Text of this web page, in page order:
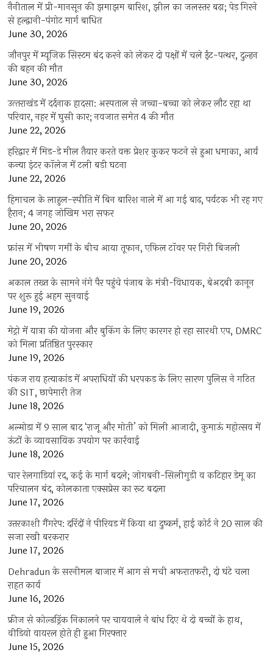
नैनीताल में प्री-मानसून की झमाझम बारिश, झील का जलस्तर बढ़ा; पेड़ गिरने
से हल्द्वानी-पंगोट मार्ग बाधित
June 30, 2026
जौनपुर में म्यूजिक सिस्टम बंद करने को लेकर दो पक्षों में चले ईंट-पत्थर, दुल्हन
की बहन की मौत
June 30, 2026
उत्‍तराखंड में दर्दनाक हादसा: अस्पताल से जच्चा-बच्चा को लेकर लौट रहा था
परिवार, नहर में घुसी कार; नवजात समेत 4 की मौत
June 22, 2026
हरिद्वार में मिड-डे मील तैयार करते वक्त प्रेशर कुकर फटने से हुआ धमाका, आर्य
कन्या इंटर कॉलेज में टली बड़ी घटना
June 22, 2026
हिमाचल के लाहुल-स्पीति में बिन बारिश नाले में आ गई बाढ़, पर्यटक भी रह गए
हैरान; 4 जगह जोखिम भरा सफर
June 20, 2026
फ्रांस में भीषण गर्मी के बीच आया तूफान, एफिल टॉवर पर गिरी बिजली
June 20, 2026
अकाल तख्त के सामने नंगे पैर पहुंचे पंजाब के मंत्री-विधायक, बेअदबी कानून
पर शुरू हुई अहम सुनवाई
June 19, 2026
मेट्रो में यात्रा की योजना और बुकिंग के लिए कारगर हो रहा सारथी एप, DMRC
को मिला प्रतिष्ठित पुरस्कार
June 19, 2026
पंकज राय हत्याकांड में अपराधियों की धरपकड़ के लिए सारण पुलिस ने गठित
की SIT, छापेमारी तेज
June 18, 2026
अल्मोड़ा में 9 साल बाद ‘राजू और मोती’ को मिली आजादी, कुमाऊं महोत्सव में
ऊंटों के व्यावसायिक उपयोग पर कार्रवाई
June 18, 2026
चार रेलगाड़ियां रद, कई के मार्ग बदले; जोगबनी-सिलीगुड़ी व कटिहार डेमू का
परिचालन बंद, कोलकाता एक्सप्रेस का रूट बदला
June 17, 2026
उत्तरकाशी गैंगरेप: दरिंदों ने पीरियड में किया था दुष्कर्म, हाई कोर्ट ने 20 साल की
सजा रखी बरकरार
June 17, 2026
Dehradun के सरनीमल बाजार में आग से मची अफरातफरी, दो घंटे चला
राहत कार्य
June 16, 2026
फ्रीज से कोल्डड्रिंक निकालने पर चायवाले ने बांध दिए थे दो बच्चों के हाथ,
वीडियो वायरल होते ही हुआ गिरफ्तार
June 15, 2026